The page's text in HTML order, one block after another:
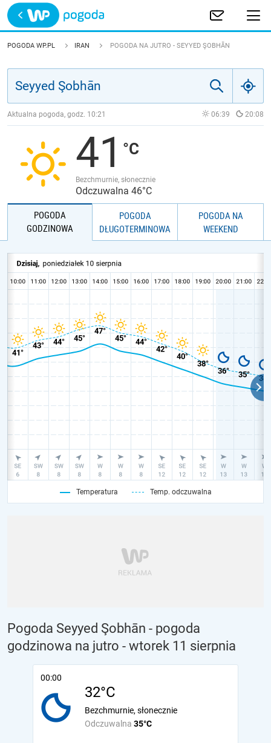
Trwa ładowanie
POLSKA
POGODA WP.PL IRAN POGODA NA JUTRO - SEYYED ŞOBHĀN
Aktualna pogoda, godz. 10:21 06:39 20:08
41
Bezchmurnie, słonecznie
Odczuwalna 46°C
POGODA
GODZINOWA
POGODA
DŁUGOTERMINOWA
POGODA NA
WEEKEND
Temperatura Temp. odczuwalna
Pogoda Seyyed Şobhān - pogoda
godzinowa na jutro - wtorek 11 sierpnia
00:00
32°C
Odczuwalna 35°C
Bezchmurnie, słonecznie